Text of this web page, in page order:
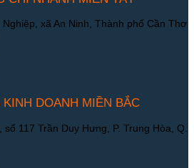
xã An Ninh, Thành phố Cần Thơ
DOANH MIỀN BẮC
117 Trần Duy Hưng, P. Trung Hòa, Q.